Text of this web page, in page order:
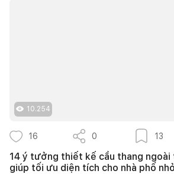
10.254
16 0 13
14 ý tưởng thiết kế cầu thang
giúp tối ưu diện tích cho nhà phố